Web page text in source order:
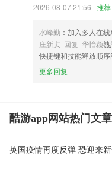
2026-08-07 21:56 推荐
水峰勤 ：加入多人在
庄新贞 回复 华怡颖熟
快捷键和技能释放顺
更多回复
酷游app网站热门文章
英国疫情再度反弹 恐迎来